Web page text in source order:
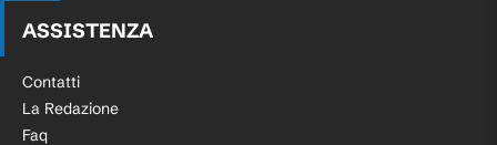
ASSISTENZA
Contatti
La Redazione
Faq